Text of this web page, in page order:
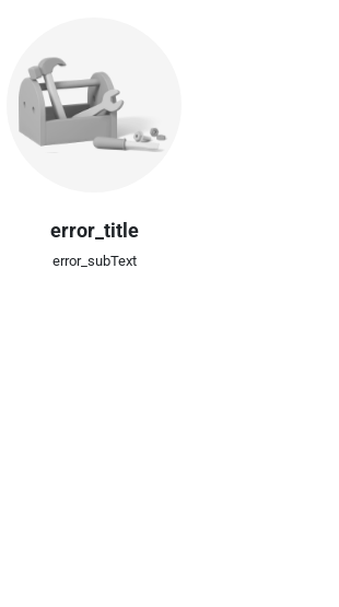
error_title
error_subText